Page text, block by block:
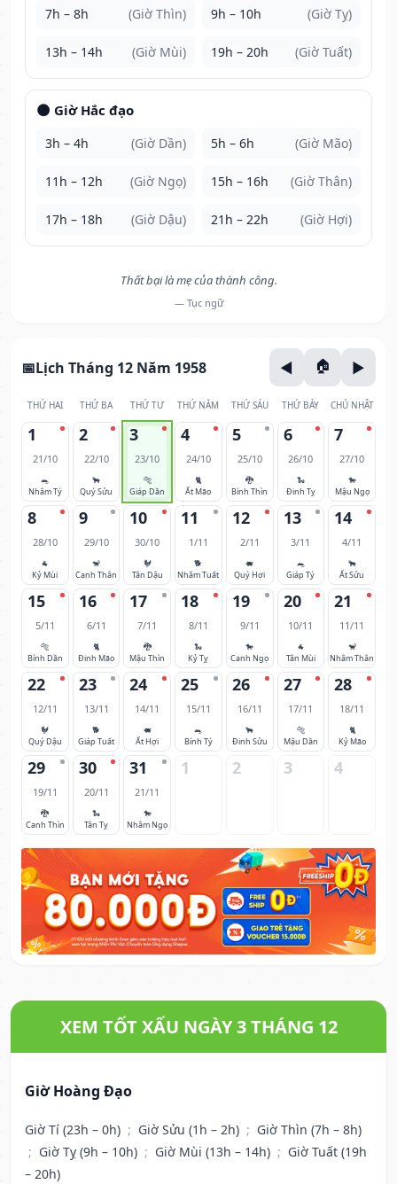
7h – 8h (Giờ Thìn) 9h – 10h (Giờ Tỵ)
13h – 14h (Giờ Mùi) 19h – 20h (Giờ Tuất)
🌑 Giờ Hắc đạo
3h – 4h (Giờ Dần) 5h – 6h (Giờ Mão)
11h – 12h (Giờ Ngọ) 15h – 16h (Giờ Thân)
17h – 18h (Giờ Dậu) 21h – 22h (Giờ Hợi)
Thất bại là mẹ của thành công.
— Tục ngữ
Lịch Tháng 12 Năm 1958
THỨ HAI THỨ BA THỨ TƯ THỨ NĂM THỨ SÁU THỨ BẢY CHỦ NHẬT
1
21/10
🐀
Nhâm Tý
2
22/10
🐂
Quý Sửu
3
23/10
🐅
Giáp Dần
4
24/10
🐈
Ất Mão
5
25/10
🐉
Bính Thìn
6
26/10
🐍
Đinh Tỵ
7
27/10
🐎
Mậu Ngọ
8
28/10
🐐
Kỷ Mùi
9
29/10
🐒
Canh Thân
10
30/10
🐓
Tân Dậu
11
1/11
🐕
Nhâm Tuất
12
2/11
🐖
Quý Hợi
13
3/11
🐀
Giáp Tý
14
4/11
🐂
Ất Sửu
15
5/11
🐅
Bính Dần
16
6/11
🐈
Đinh Mão
17
7/11
🐉
Mậu Thìn
18
8/11
🐍
Kỷ Tỵ
19
9/11
🐎
Canh Ngọ
20
10/11
🐐
Tân Mùi
21
11/11
🐒
Nhâm Thân
22
12/11
🐓
Quý Dậu
23
13/11
🐕
Giáp Tuất
24
14/11
🐖
Ất Hợi
25
15/11
🐀
Bính Tý
26
16/11
🐂
Đinh Sửu
27
17/11
🐅
Mậu Dần
28
18/11
🐈
Kỷ Mão
29
19/11
🐉
Canh Thìn
30
20/11
🐍
Tân Tỵ
31
21/11
🐎
Nhâm Ngọ
1 2 3 4
XEM TỐT XẤU NGÀY 3 THÁNG 12
Giờ Hoàng Đạo
Giờ Tí (23h – 0h) ; Giờ Sửu (1h – 2h) ; Giờ Thìn (7h – 8h)
; Giờ Tỵ (9h – 10h) ; Giờ Mùi (13h – 14h) ; Giờ Tuất (19h
– 20h)